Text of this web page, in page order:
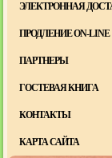
ЭЛЕКТРОННАЯ
ПРОДЛЕНИЕ ON-LINE
ПАРТНЕРЫ
ГОСТЕВАЯ КНИГА
КОНТАКТЫ
КАРТА САЙТА